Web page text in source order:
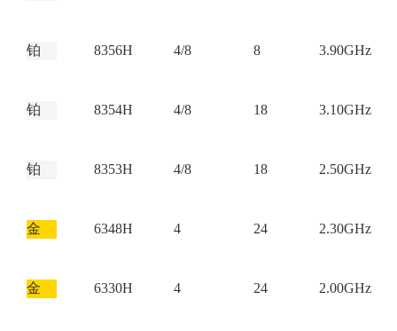
铂 8356H 4/8 8 3.90GHz
铂 8354H 4/8 18 3.10GHz
铂 8353H 4/8 18 2.50GHz
金 6348H 4 24 2.30GHz
金 6330H 4 24 2.00GHz